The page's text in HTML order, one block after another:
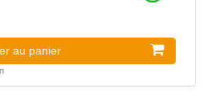
au panier